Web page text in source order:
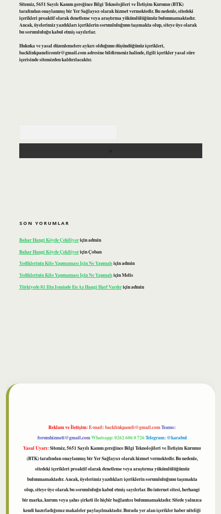
Sitemiz, 5651 Sayılı Kanun gereğince Bilgi Teknolojileri ve İletişim Kurumu (BTK)
tarafından onaylanmış bir Yer Sağlayıcı olarak hizmet vermektedir. Bu nedenle, sitedeki
içerikleri proaktif olarak denetleme veya araştırma yükümlülüğümüz bulunmamaktadır.
Ancak, üyelerimiz yazdıkları içeriklerin sorumluluğunu taşımakta olup, siteye üye olarak
bu sorumluluğu kabul etmiş sayılırlar.
Hukuka ve yasal düzenlemelere aykırı olduğunu düşündüğünüz içerikleri,
backlinkpanelicomtr@gmail.comadresine bildirmeniz halinde, ilgili içerikler yasal süre
içerisinde sitemizden kaldırılacaktır.
SON YORUMLAR
Bahar Hangi Köyde Çekiliyoriçinadmin
Bahar Hangi Köyde ÇekiliyoriçinÇoban
Yediklerinin Kilo Yapmaması Için Ne Yapmalıiçinadmin
Yediklerinin Kilo Yapmaması Için Ne YapmalıiçinMelis
Türkiyede 81 Ilin Isminde En Az Hangi Harf Vardıriçinadmin
Reklam ve İletişim:E-mail:backlinkpaneli@gmail.comTeams:
forumhizmeti@gmail.comWhatsapp: 0262 606 0 726Telegram: @karabul
Yasal Uyarı:Sitemiz, 5651 Sayılı Kanun gereğince Bilgi Teknolojileri ve İletişim Kurumu
(BTK) tarafından onaylanmış bir Yer Sağlayıcı olarak hizmet vermektedir. Bu nedenle,
sitedeki içerikleri proaktif olarak denetleme veya araştırma yükümlülüğümüz
bulunmamaktadır. Ancak, üyelerimiz yazdıkları içeriklerin sorumluluğunu taşımakta
olup, siteye üye olarak bu sorumluluğu kabul etmiş sayılırlar. Bu internet sitesi, herhangi
bir marka, kurum veya şahıs şirketi ile hiçbir bağlantısı bulunmamaktadır. Sitede yalnızca
kendi hazırladığımız makaleler paylaşılmaktadır. Burada yer alan içerikler haber niteliği